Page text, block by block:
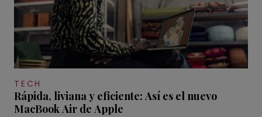
TECH
Rápida, liviana y eficiente: Así es el nuevo
MacBook Air de Apple